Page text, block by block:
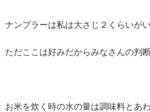
ナンプラーは私は大さじ２くらいがい
ただここは好みだからみなさんの判断
お米を炊く時の水の量は調味料とあ